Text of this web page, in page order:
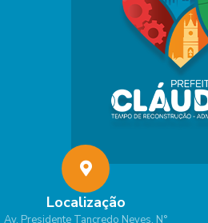
Localização
Av. Presidente Tancredo Neves, N°